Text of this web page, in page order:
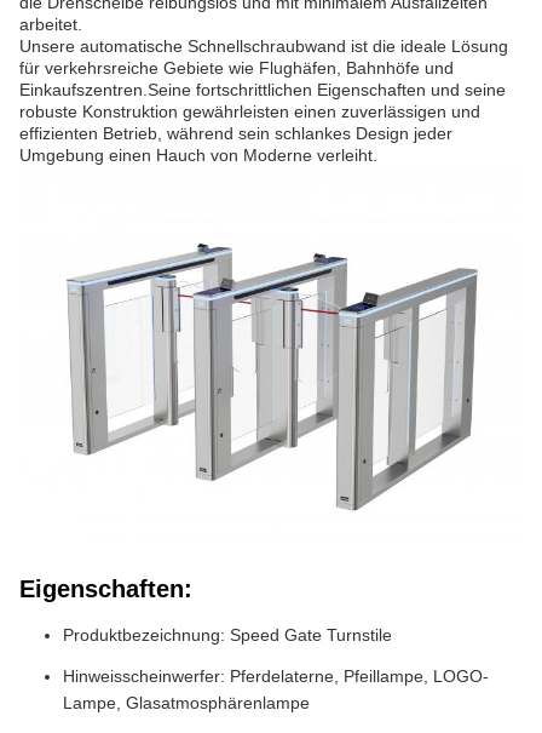
arbeitet.
Unsere automatische Schnellschraubwand ist die ideale Lösung
für verkehrsreiche Gebiete wie Flughäfen, Bahnhöfe und
Einkaufszentren.Seine fortschrittlichen Eigenschaften und seine
robuste Konstruktion gewährleisten einen zuverlässigen und
effizienten Betrieb, während sein schlankes Design jeder
Umgebung einen Hauch von Moderne verleiht.
Eigenschaften:
Produktbezeichnung: Speed Gate Turnstile
Hinweisscheinwerfer: Pferdelaterne, Pfeillampe, LOGO-
Lampe, Glasatmosphärenlampe